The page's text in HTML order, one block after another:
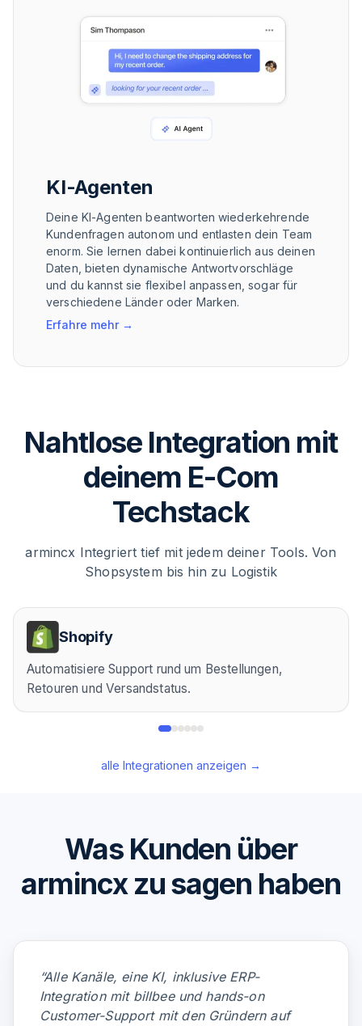
KI-Agenten
Deine KI-Agenten beantworten wiederkehrende
Kundenfragen autonom und entlasten dein Team
enorm. Sie lernen dabei kontinuierlich aus deinen
Daten, bieten dynamische Antwortvorschläge
und du kannst sie flexibel anpassen, sogar für
verschiedene Länder oder Marken.
Erfahre mehr→
Nahtlose Integration mit
deinem E-Com
Techstack
armincx Integriert tief mit jedem deiner Tools. Von
Shopsystem bis hin zu Logistik
Shopify
Automatisiere Support rund um Bestellungen,
Retouren und Versandstatus.
alle Integrationen anzeigen →
Was Kunden über
armincx zu sagen haben
“Alle Kanäle, eine KI, inklusive ERP-
Integration mit billbee und hands-on
Customer-Support mit den Gründern auf